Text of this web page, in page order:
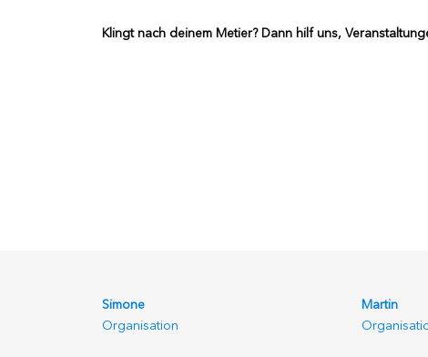
Klingt nach deinem Metier? Dann hilf uns,
Simone
Organisation
Martin